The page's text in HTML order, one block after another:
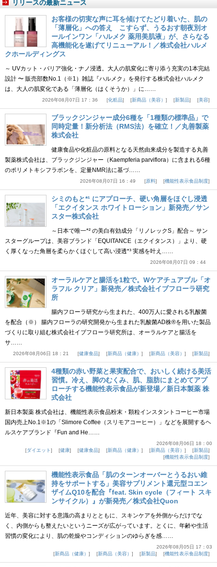
リリースの最新ニュース
お客様の切実な声に耳を傾けてたどり着いた、肌の
「薄層化」への答え こすらず、うるおす朝夜別オ
ールインワン「ハルメク 薬用美肌液」が、さらなる
高機能化を遂げてリニューアル！／株式会社ハルメ
クホールディングス
～ UVカット・バリア強化・ナノ浸透。大人の肌変化に寄り添う充実の1本完結
設計 〜 販売部数No.1（※1）雑誌『ハルメク』を発行する株式会社ハルメク
は、大人の肌変化である「薄層化（はくそうか）」に……
2026年08月07日 17：36 化粧品 新商品（美容） 新製品 美容
ブラックジンジャー成分6種を「1種類の標準品」で
同時定量！新分析法（RMS法）を確立！／丸善製薬
株式会社
健康食品や化粧品の原料となる天然由来成分を製造する丸善
製薬株式会社は、ブラックジンジャー（Kaempferia parviflora）に含まれる6種
のポリメトキシフラボンを、定量NMR法に基づ……
2026年08月07日 16：49 原料 機能性表示食品制度
シミのもと*¹ にアプローチ、硬い角層をほぐし浸透
「エクイタンス ホワイトローション」新発売／サン
スター株式会社
～日本で唯一*² の美白有効成分「リノレックS」配合～ サン
スターグループは、美容ブランド「EQUITANCE（エクイタンス）」より、硬
く厚くなった角層を柔らかくほぐして高い浸透*³ 実感を叶え……
2026年08月07日 09：44
オーラルケアと腸活を1粒で。Wケアチュアブル「オ
ラフル クリア」新発売／株式会社イブフローラ研究
所
腸内フローラ研究から生まれた、400万人に愛される乳酸菌
を配合（※） 腸内フローラの研究開発から生まれた乳酸菌AD株®を用いた製品
づくりに取り組む株式会社イブフローラ研究所は、オーラルケアと腸活を
サ……
2026年08月06日 18：21 健康食品 新商品（健康） 新商品（美容） 新製品
4種類の赤い野菜と果実配合で、おいしく続ける美活
習慣。冷え、脚のむくみ、肌、脂肪にまとめてアプ
ローチする機能性表示食品が新登場／新日本製薬 株
式会社
新日本製薬 株式会社は、機能性表示食品粉末・顆粒インスタントコーヒー市場
国内売上No.1※1の「Slimore Coffee（スリモアコーヒー）」などを展開するヘ
ルスケアブランド『Fun and He……
2026年08月06日 18：00
ダイエット
健康 健康食品 新商品（健康） 新商品（美容）
新製品
機能性表示食品制度
機能性表示食品「肌のターンオーバーとうるおい維
持をサポートする」美容サプリメント還元型コエン
ザイムQ10を配合『feat. Skin cycle（フィート スキ
ンサイクル）』が新発売／株式会社Quon
近年、美容に対する意識の高まりとともに、スキンケアを外側からだけでな
く、内側からも整えたいというニーズが広がっています。とくに、年齢や生活
習慣の変化により、肌の乾燥やコンディションのゆらぎを感……
2026年08月05日 17：03
新商品（健康）
新商品（美容） 新製品 機能性表示食品制度